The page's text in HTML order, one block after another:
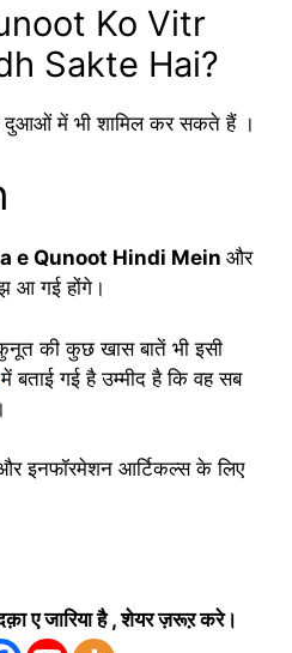
Ko Vitr
Sakte Hai?
में भी शामिल कर सकते हैं ।
e Qunoot Hindi Mein और
आ गई होंगे।
की कुछ खास बातें भी इसी
में बताई गई है उम्मीद है कि वह सब
इनफॉरमेशन आर्टिकल्स के लिए
ए जारिया है , शेयर ज़रूऱ करे।